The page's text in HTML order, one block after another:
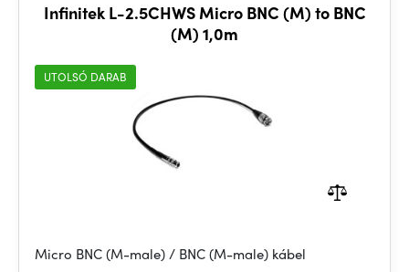
Infinitek L-2.5CHWS Micro BNC (M) to BNC
(M) 1,0m
UTOLSÓ DARAB
Micro BNC (M-male) / BNC (M-male) kábel